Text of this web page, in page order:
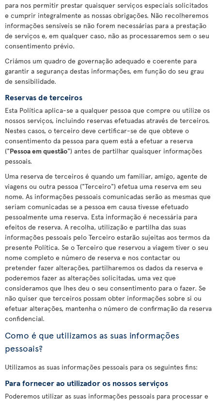
para nos permitir prestar quaisquer serviços especiais solicitados
e cumprir integralmente as nossas obrigações. Não recolheremos
informações sensíveis se não forem necessárias para a prestação
de serviços e, em qualquer caso, não as processaremos sem o seu
consentimento prévio.
Criámos um quadro de governação adequado e coerente para
garantir a segurança destas informações, em função do seu grau
de sensibilidade.
Reservas de terceiros
Esta Política aplica-se a qualquer pessoa que compre ou utilize os
nossos serviços, incluindo reservas efetuadas através de terceiros.
Nestes casos, o terceiro deve certificar-se de que obteve o
consentimento da pessoa para quem está a efetuar a reserva
("Pessoa em questão") antes de partilhar quaisquer informações
pessoais.
Uma reserva de terceiros é quando um familiar, amigo, agente de
viagens ou outra pessoa ("Terceiro") efetua uma reserva em seu
nome. As informações pessoais comunicadas serão as mesmas que
seriam comunicadas se a pessoa em causa tivesse efetuado
pessoalmente uma reserva. Esta informação é necessária para
efeitos de reserva. A recolha, utilização e partilha das suas
informações pessoais pelo Terceiro estarão sujeitas aos termos da
presente Política. Se o Terceiro que reservou a viagem tiver o seu
nome completo e número de reserva e nos contactar ou
pretender fazer alterações, partilharemos os dados da reserva e
poderemos fazer as alterações solicitadas, uma vez que
consideramos que lhes deu o seu consentimento para o fazer. Se
não quiser que terceiros possam obter informações sobre si ou
efetuar alterações, mantenha o número de confirmação da reserva
confidencial.
Como é que utilizamos as suas informações
pessoais?
Utilizamos as suas informações pessoais para os seguintes fins:
Para fornecer ao utilizador os nossos serviços
Poderemos utilizar as suas informações pessoais para processar e